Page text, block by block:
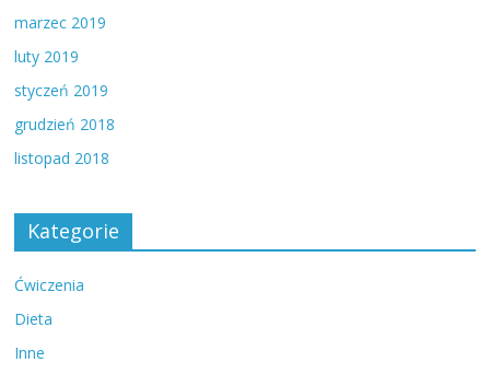
marzec 2019
luty 2019
styczeń 2019
grudzień 2018
listopad 2018
Kategorie
Ćwiczenia
Dieta
Inne